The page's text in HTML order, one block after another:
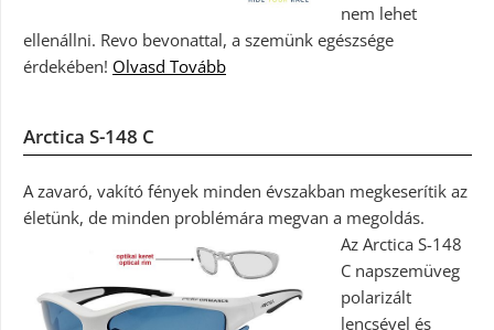
nem lehet
ellenállni. Revo bevonattal, a szemünk egészsége
érdekében! Olvasd Tovább
Arctica S-148 C
A zavaró, vakító fények minden évszakban megkeserítik az
életünk, de minden problémára megvan a megoldás.
Az Arctica S-148
C napszemüveg
polarizált
lencsével és